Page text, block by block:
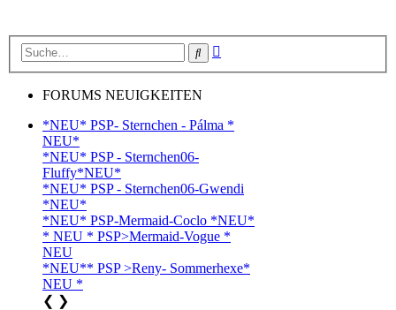
Suche
FORUMS NEUIGKEITEN
*NEU* PSP- Sternchen - Pálma *
NEU*
*NEU* PSP - Sternchen06-
Fluffy*NEU*
*NEU* PSP - Sternchen06-Gwendi
*NEU*
*NEU* PSP-Mermaid-Coclo *NEU*
* NEU * PSP>Mermaid-Vogue *
NEU
*NEU** PSP >Reny- Sommerhexe*
NEU *
❮ ❯